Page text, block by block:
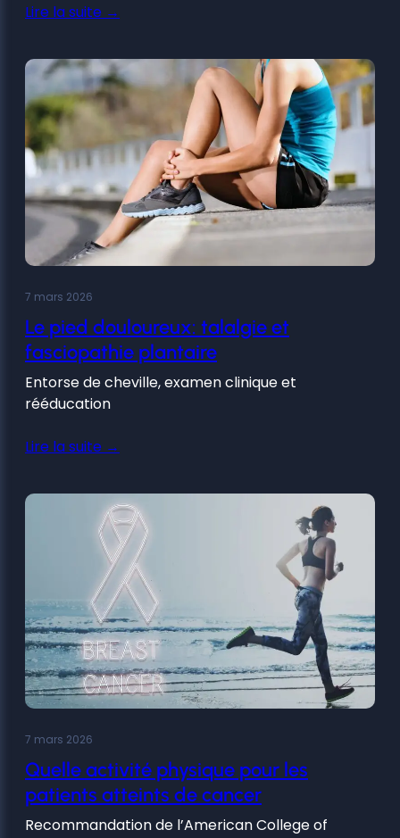
Lire la suite →
7 mars 2026
Le pied douloureux: talalgie et
fasciopathie plantaire
Entorse de cheville, examen clinique et
rééducation
Lire la suite →
7 mars 2026
Quelle activité physique pour les
patients atteints de cancer
Recommandation de l’American College of